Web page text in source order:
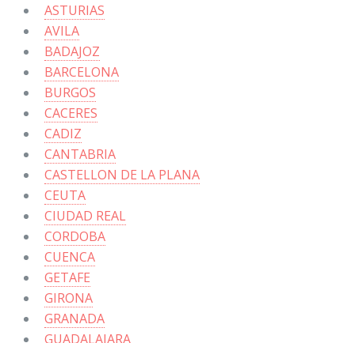
ASTURIAS
AVILA
BADAJOZ
BARCELONA
BURGOS
CACERES
CADIZ
CANTABRIA
CASTELLON DE LA PLANA
CEUTA
CIUDAD REAL
CORDOBA
CUENCA
GETAFE
GIRONA
GRANADA
GUADALAJARA